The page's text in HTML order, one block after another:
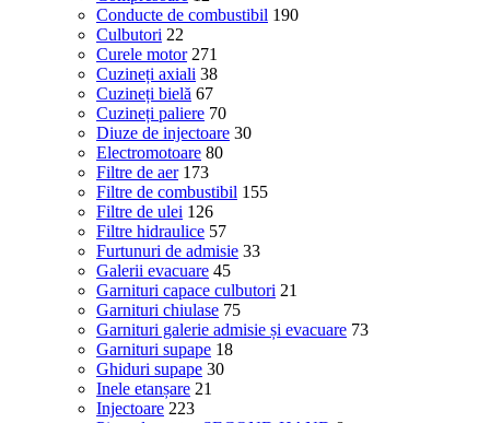
Conducte de combustibil 190
Culbutori 22
Curele motor 271
Cuzineți axiali 38
Cuzineți bielă 67
Cuzineți paliere 70
Diuze de injectoare 30
Electromotoare 80
Filtre de aer 173
Filtre de combustibil 155
Filtre de ulei 126
Filtre hidraulice 57
Furtunuri de admisie 33
Galerii evacuare 45
Garnituri capace culbutori 21
Garnituri chiulase 75
Garnituri galerie admisie și evacuare 73
Garnituri supape 18
Ghiduri supape 30
Inele etanșare 21
Injectoare 223